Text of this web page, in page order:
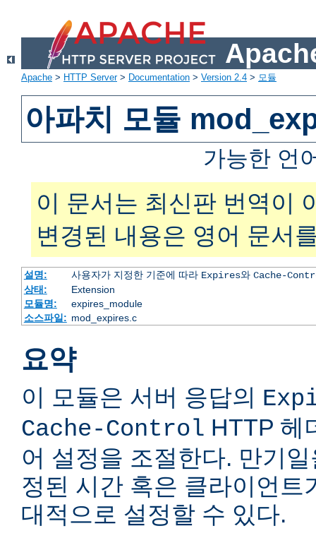
Apache > HTTP Server> Documentation > Version 2.4 > 모듈
아파치 모듈
가능한 언
이 문서는 최신판 번역이
변경된 내용은 영어 문서
설명: 사용자가 지정한 기준에 따라 Expires와 Cache-
상태:
Extension
모듈명:
expires_module
소스파일: mod_expires.c
요약
이 모듈은 서버 응답의
Cache-Control HTTP 헤
어 설정을 조절한다. 만기
정된 시간 혹은 클라이언트
대적으로 설정할 수 있다.